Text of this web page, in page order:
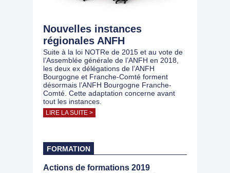
Nouvelles instances
régionales ANFH
Suite à la loi NOTRe de 2015 et au vote de
l’Assemblée générale de l’ANFH en 2018,
les deux ex délégations de l’ANFH
Bourgogne et Franche-Comté forment
désormais l’ANFH Bourgogne Franche-
Comté. Cette adaptation concerne avant
tout les instances.
LIRE LA SUITE >
FORMATION
Actions de formations 2019